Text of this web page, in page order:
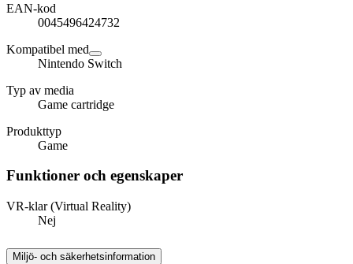
EAN-kod
0045496424732
Kompatibel med
Nintendo Switch
Typ av media
Game cartridge
Produkttyp
Game
Funktioner och egenskaper
VR-klar (Virtual Reality)
Nej
Miljö- och säkerhetsinformation